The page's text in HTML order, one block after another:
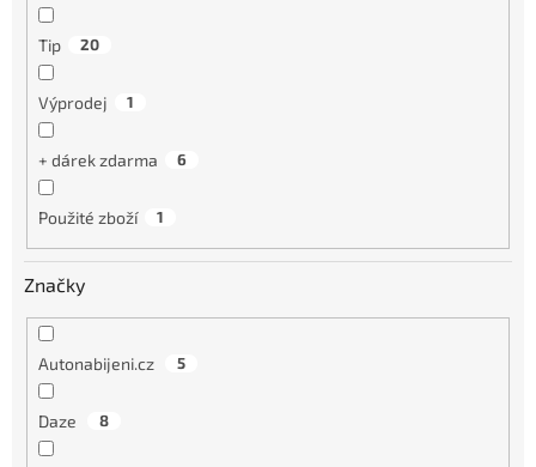
Tip 20
Výprodej 1
+ dárek zdarma 6
Použité zboží 1
Značky
Autonabijeni.cz 5
Daze 8